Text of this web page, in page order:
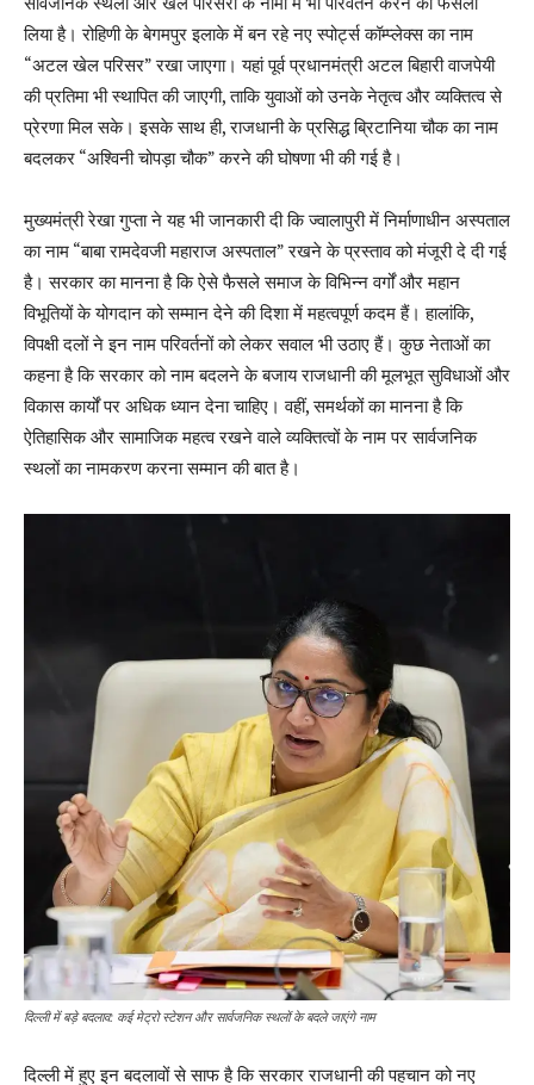
लिया है। रोहिणी के बेगमपुर इलाके में बन रहे नए स्पोर्ट्स कॉम्प्लेक्स का नाम
“अटल खेल परिसर” रखा जाएगा। यहां पूर्व प्रधानमंत्री अटल बिहारी वाजपेयी
की प्रतिमा भी स्थापित की जाएगी, ताकि युवाओं को उनके नेतृत्व और व्यक्तित्व से
प्रेरणा मिल सके। इसके साथ ही, राजधानी के प्रसिद्ध ब्रिटानिया चौक का नाम
बदलकर “अश्विनी चोपड़ा चौक” करने की घोषणा भी की गई है।
मुख्यमंत्री रेखा गुप्ता ने यह भी जानकारी दी कि ज्वालापुरी में निर्माणाधीन अस्पताल
का नाम “बाबा रामदेवजी महाराज अस्पताल” रखने के प्रस्ताव को मंजूरी दे दी गई
है। सरकार का मानना है कि ऐसे फैसले समाज के विभिन्न वर्गों और महान
विभूतियों के योगदान को सम्मान देने की दिशा में महत्वपूर्ण कदम हैं। हालांकि,
विपक्षी दलों ने इन नाम परिवर्तनों को लेकर सवाल भी उठाए हैं। कुछ नेताओं का
कहना है कि सरकार को नाम बदलने के बजाय राजधानी की मूलभूत सुविधाओं और
विकास कार्यों पर अधिक ध्यान देना चाहिए। वहीं, समर्थकों का मानना है कि
ऐतिहासिक और सामाजिक महत्व रखने वाले व्यक्तित्वों के नाम पर सार्वजनिक
स्थलों का नामकरण करना सम्मान की बात है।
दिल्ली में बड़े बदलाव: कई मेट्रो स्टेशन और सार्वजनिक स्थलों के बदले जाएंगे नाम
दिल्ली में हुए इन बदलावों से साफ है कि सरकार राजधानी की पहचान को नए